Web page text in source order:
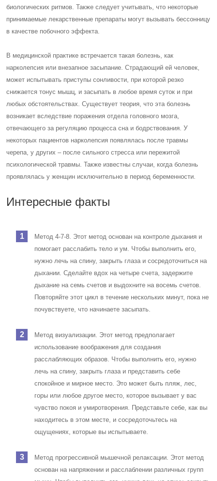
биологических ритмов. Также следует учитывать, что некоторые
принимаемые лекарственные препараты могут вызывать бессонницу
в качестве побочного эффекта.
В медицинской практике встречается такая болезнь, как
нарколепсия или внезапное засыпание. Страдающий ей человек,
может испытывать приступы сонливости, при которой резко
снижается тонус мышц, и засыпать в любое время суток и при
любых обстоятельствах. Существует теория, что эта болезнь
возникает вследствие поражения отдела головного мозга,
отвечающего за регуляцию процесса сна и бодрствования. У
некоторых пациентов нарколепсия появлялась после травмы
черепа, у других – после сильного стресса или пережитой
психологической травмы. Также известны случаи, когда болезнь
проявлялась у женщин исключительно в период беременности.
Интересные факты
Метод 4-7-8 . Этот метод основан на контроле дыхания и
помогает расслабить тело и ум. Чтобы выполнить его,
нужно лечь на спину, закрыть глаза и сосредоточиться на
дыхании. Сделайте вдох на четыре счета, задержите
дыхание на семь счетов и выдохните на восемь счетов.
Повторяйте этот цикл в течение нескольких минут, пока не
почувствуете, что начинаете засыпать.
Метод визуализации . Этот метод предполагает
использование воображения для создания
расслабляющих образов. Чтобы выполнить его, нужно
лечь на спину, закрыть глаза и представить себе
спокойное и мирное место. Это может быть пляж, лес,
горы или любое другое место, которое вызывает у вас
чувство покоя и умиротворения. Представьте себе, как вы
находитесь в этом месте, и сосредоточьтесь на
ощущениях, которые вы испытываете.
Метод прогрессивной мышечной релаксации . Этот метод
основан на напряжении и расслаблении различных групп